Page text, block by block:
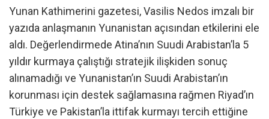
Yunan Kathimerini gazetesi, Vasilis Nedos imzalı bir
yazıda anlaşmanın Yunanistan açısından etkilerini ele
aldı. Değerlendirmede Atina’nın Suudi Arabistan’la 5
yıldır kurmaya çalıştığı stratejik ilişkiden sonuç
alınamadığı ve Yunanistan’ın Suudi Arabistan’ın
korunması için destek sağlamasına rağmen Riyad’ın
Türkiye ve Pakistan’la ittifak kurmayı tercih ettiğine